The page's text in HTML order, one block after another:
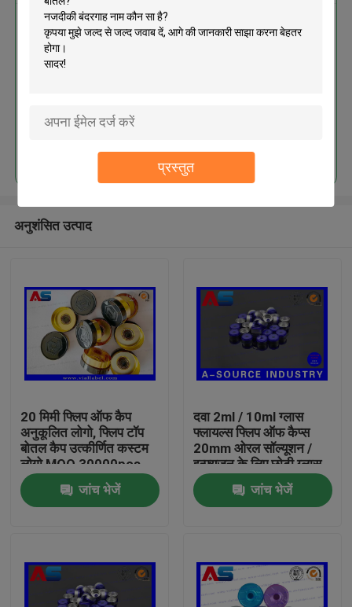
प्रस्तुत
घर
हमारे बारे में
दवा 2ml / 10ml ग्लास फ्लायल्स फ्लिप
अनुशंसित उत्पाद
20 मिमी फ्लिप ऑफ कैप
अनुकूलित लोगो, फ्लिप टॉप
बोतल कैप उत्कीर्णित कस्टम
लोगो MOQ 30000pcs
जांच भेजें
दवा 2ml / 10ml ग्लास
फ्लायल्स फ्लिप ऑफ कैप्स
20mm ओरल सॉल्यूशन /
इन्फ्यूजन के लिए छोटी ग्लास
की बोतल
जांच भेजें